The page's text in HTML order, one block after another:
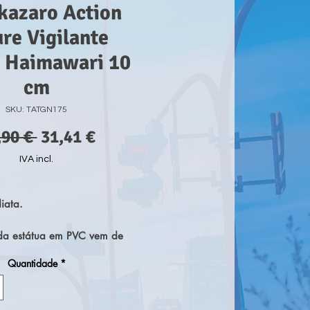
Action
Vigilante
10
cm
SKU: TATGN175
€ Preço
normal
31,41 €Preço
IVA incl.
estátua em PVC vem de
10 cm de altura e vem
numa caixa de janela.
Quantidade *